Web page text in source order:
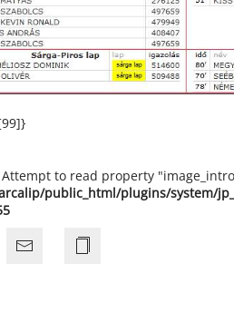
Attempt to read property
public_html/plugins/system/